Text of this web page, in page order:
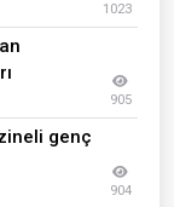
1023
905
genç
904